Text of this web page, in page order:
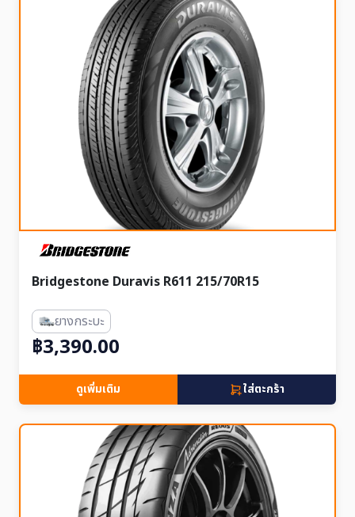
Bridgestone Duravis R611 215/70R15
ยางกระบะ
฿3,390.00
ดูเพิ่มเติม ใส่ตะกร้า